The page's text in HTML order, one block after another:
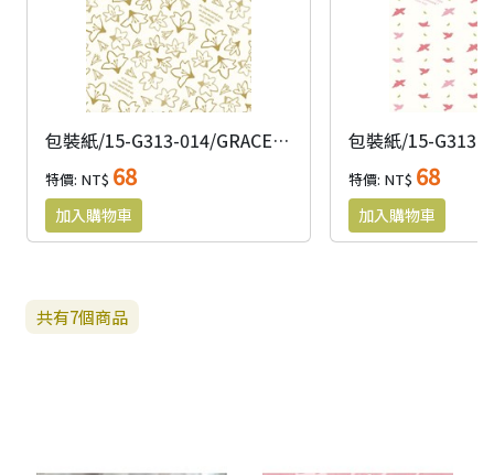
包裝紙/15-G313-014/GRACEBELL包裝系列原裝進口包裝紙-百合金
特價: NT$ 68 特價: NT$ 68
共有7個商品